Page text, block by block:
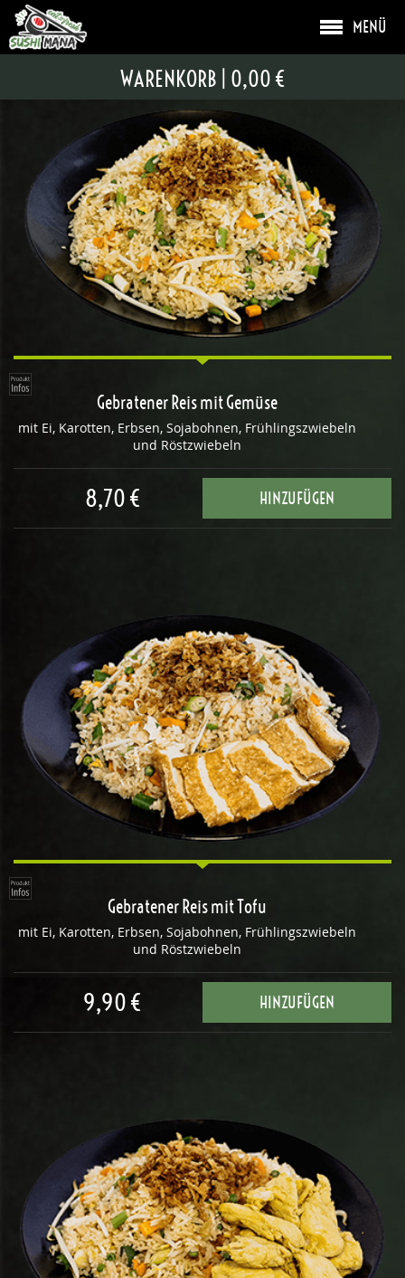
MENÜ
WARENKORB 0,00 €
Gebratener Reis mit Gemüse
mit Ei, Karotten, Erbsen, Sojabohnen, Frühlingszwiebeln
und Röstzwiebeln
8,70 € HINZUFÜGEN
Gebratener Reis mit Tofu
mit Ei, Karotten, Erbsen, Sojabohnen, Frühlingszwiebeln
und Röstzwiebeln
9,90 € HINZUFÜGEN